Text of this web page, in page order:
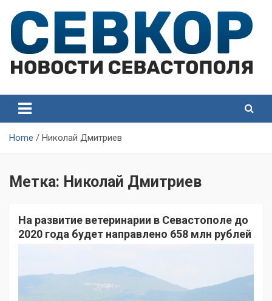
content
Севастополя
Севастополя
Home Николай Дмитриев
Метка: Николай Дмитриев
На развитие ветеринарии в Севастополе до
2020 года будет направлено 658 млн рублей